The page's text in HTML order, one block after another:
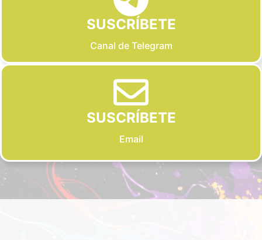
SUSCRÍBETE
Canal de Telegram
SUSCRÍBETE
Email